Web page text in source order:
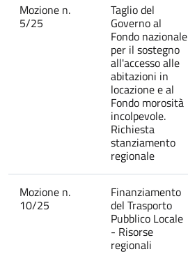
Mozione n.
5/25
Taglio del
Governo al
Fondo nazionale
per il sostegno
all'accesso alle
abitazioni in
locazione e al
Fondo morosità
incolpevole.
Richiesta
stanziamento
regionale
Mozione n.
10/25
Finanziamento
del Trasporto
Pubblico Locale
- Risorse
regionali